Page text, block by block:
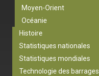
Moyen-Orient
Océanie
Histoire
Statistiques nationales
Statistiques mondiales
Technologie des barrages